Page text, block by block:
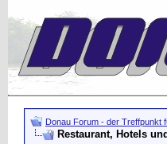
Donau Forum - der Treffpunkt
Restaurant, Hotels